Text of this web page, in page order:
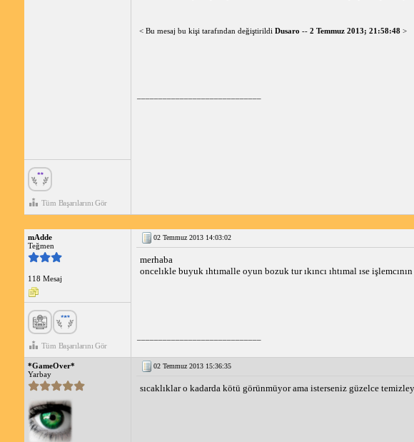
Tüm Başarılarını Gör
< Bu mesaj bu kişi tarafından değiştirildi Dusaro -- 2 Temmuz 2013; 21:58:48 >
mAdde
Teğmen
118 Mesaj
Tüm Başarılarını Gör
02 Temmuz 2013 14:03:02
merhaba
oncelıkle buyuk ıhtımalle oyun bozuk tur ıkıncı ıhtımal ıse
*GameOver*
Yarbay
02 Temmuz 2013 15:36:35
sıcaklıklar o kadarda kötü görünmüyor ama isterseniz güzelce